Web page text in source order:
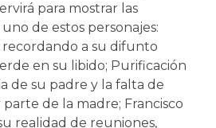
para mostrar las
de estos personajes:
recordando a su difunto
en su libido; Purificación
de su padre y la falta de
de la madre; Francisco
realidad de reuniones,